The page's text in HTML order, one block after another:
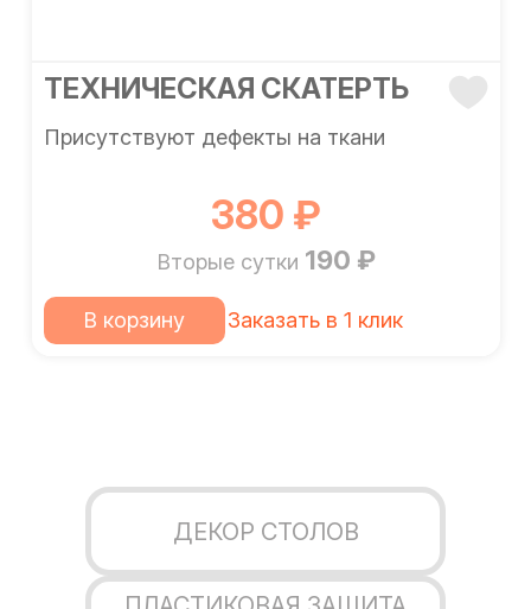
ТЕХНИЧЕСКАЯ СКАТЕРТЬ
Присутствуют дефекты на ткани
380 ₽
Вторые сутки 190 ₽
В корзину Заказать в 1 клик
ДЕКОР СТОЛОВ